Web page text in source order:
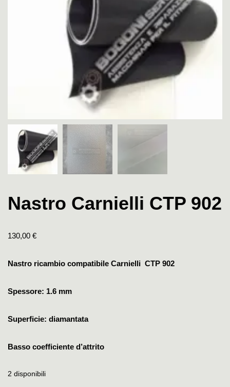
Nastro Carnielli CTP 902
130,00 €
Nastro ricambio compatibile Carnielli CTP 902
Spessore: 1.6 mm
Superficie: diamantata
Basso coefficiente d’attrito
2 disponibili